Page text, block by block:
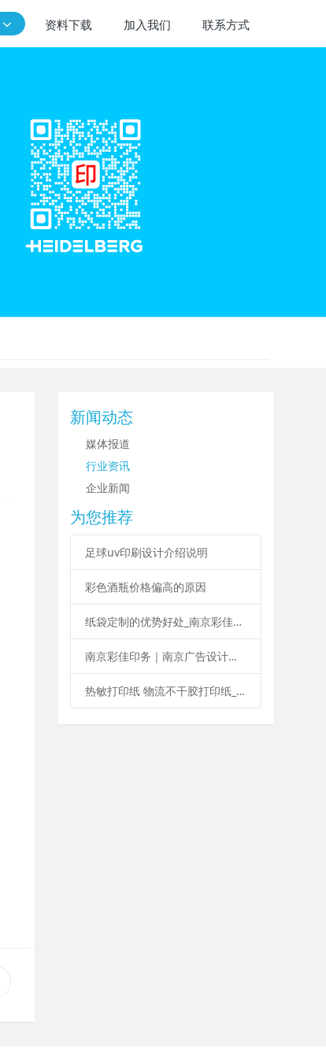
资料下载 加入我们 联系方式
新闻动态
媒体报道
行业资讯
企业新闻
为您推荐
足球uv印刷设计介绍说明
彩色酒瓶价格偏高的原因
纸袋定制的优势好处_南京彩佳印务纸袋定制印刷
南京彩佳印务｜南京广告设计印刷制作一站式服务
热敏打印纸 物流不干胶打印纸_南京彩佳印务专业标签印刷